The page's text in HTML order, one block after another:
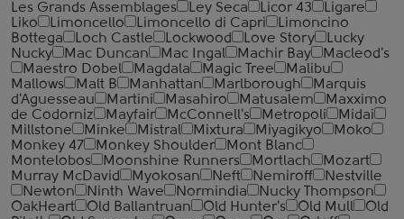
Les Grands Assemblages
Ley Seca Licor 43
Ligare
Liko
Limoncello Limoncello di Capri
Limoncino
Bottega
Loch Castle Lockwood Love Story
Lucky
Nucky
Mac Duncan Mac Ingal Machir Bay
Macleod's
Maestro Dobel
Magdala Magic Tree
Malibu
Mallows
Malt B Manhattan Marlborough
Marquis
d'Aguesseau
Martini Masahiro Matusalem
Maxximo
de Codorniz
Mayfair McConnell's Metropoli
Midai
Millstone
Minke Mistral Mixtura Miyagikyo
Moko
Monkey 47
Monkey Shoulder
Mont Blanc
Montelobos
Moonshine Runners Mortlach
Mozart
Murray McDavid
Myokosan Neft Nemiroff
Nestville
Newton
Ninth Wave Normindia
Nucky Thompson
OakHeart
Old Ballantruan Old Hunter's Old Mull
Old